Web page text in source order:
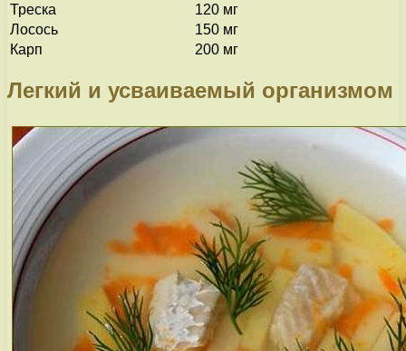
Треска
120 мг
Лосось
150 мг
Карп
200 мг
Легкий и усваиваемый организмом